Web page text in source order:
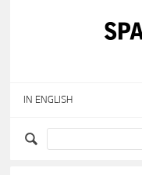
IN ENGLISH